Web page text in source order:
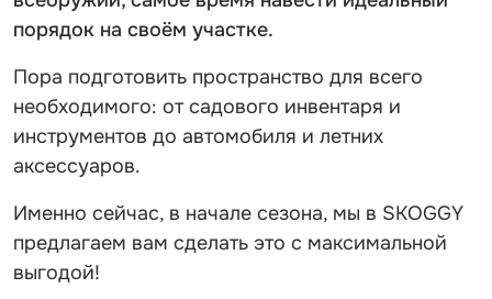
порядок на своём участке.
Пора подготовить пространство для всего
необходимого: от садового инвентаря и
инструментов до автомобиля и летних
аксессуаров.
Именно сейчас, в начале сезона, мы в SKOGGY
предлагаем вам сделать это с максимальной
выгодой!